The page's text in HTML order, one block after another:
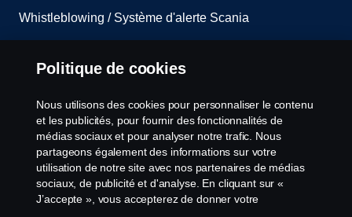
Whistleblowing / Système d'alerte Scania
Non-réexportation vers la Russie et/ou le Belarus
Paramètres des cookies
Politique de cookies
Nous utilisons des cookies pour personnaliser le contenu
et les publicités, pour fournir des fonctionnalités de
médias sociaux et pour analyser notre trafic. Nous
partageons également des informations sur votre
utilisation de notre site avec nos partenaires de médias
sociaux, de publicité et d'analyse. En cliquant sur «
J’accepte », vous accepterez de donner votre